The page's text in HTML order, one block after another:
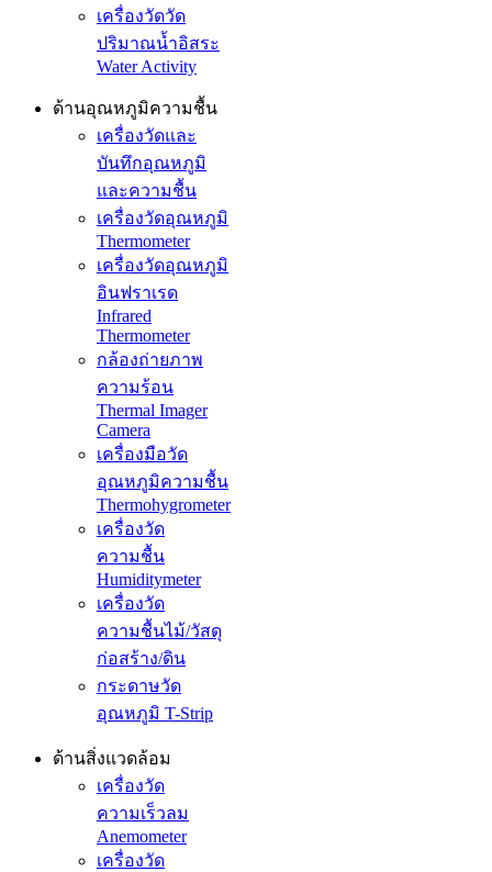
เครื่องวัดวัด
ปริมาณน้ำอิสระ
Water Activity
ด้านอุณหภูมิความชื้น
เครื่องวัดและ
บันทึกอุณหภูมิ
และความชื้น
เครื่องวัดอุณหภูมิ
Thermometer
เครื่องวัดอุณหภูมิ
อินฟราเรด
Infrared
Thermometer
กล้องถ่ายภาพ
ความร้อน
Thermal Imager
Camera
เครื่องมือวัด
อุณหภูมิความชื้น
Thermohygrometer
เครื่องวัด
ความชื้น
Humiditymeter
เครื่องวัด
ความชื้นไม้/วัสดุ
ก่อสร้าง/ดิน
กระดาษวัด
อุณหภูมิ T-Strip
ด้านสิ่งแวดล้อม
เครื่องวัด
ความเร็วลม
Anemometer
เครื่องวัด